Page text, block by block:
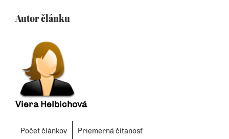
Autor článku
Viera Helbichová
Počet článkov
Priemerná čítanosť